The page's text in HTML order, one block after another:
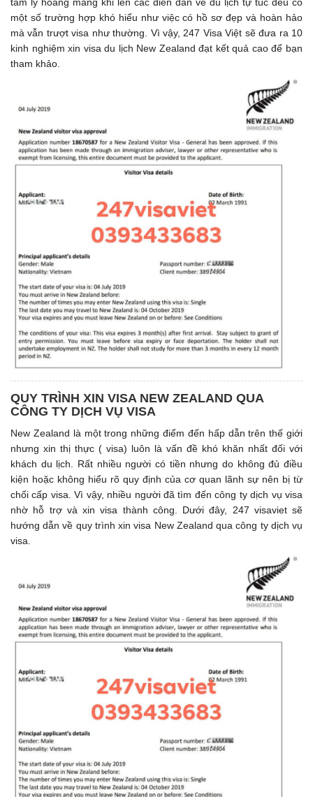
tâm lý hoang mang khi lên các diễn đàn về du lịch tự túc đều có
một số trường hợp khó hiểu như việc có hồ sơ đẹp và hoàn hảo
mà vẫn trượt visa như thường. Vì vậy, 247 Visa Việt sẽ đưa ra 10
kinh nghiệm xin visa du lịch New Zealand đạt kết quả cao để bạn
tham khảo.
QUY TRÌNH XIN VISA NEW ZEALAND QUA
CÔNG TY DỊCH VỤ VISA
New Zealand là một trong những điểm đến hấp dẫn trên thế giới
nhưng xin thị thực ( visa) luôn là vấn đề khó khăn nhất đối với
khách du lịch. Rất nhiều người có tiền nhưng do không đủ điều
kiện hoặc không hiểu rõ quy định của cơ quan lãnh sự nên bị từ
chối cấp visa. Vì vậy, nhiều người đã tìm đến công ty dịch vụ visa
nhờ hỗ trợ và xin visa thành công. Dưới đây, 247 visaviet sẽ
hướng dẫn về quy trình xin visa New Zealand qua công ty dịch vụ
visa.